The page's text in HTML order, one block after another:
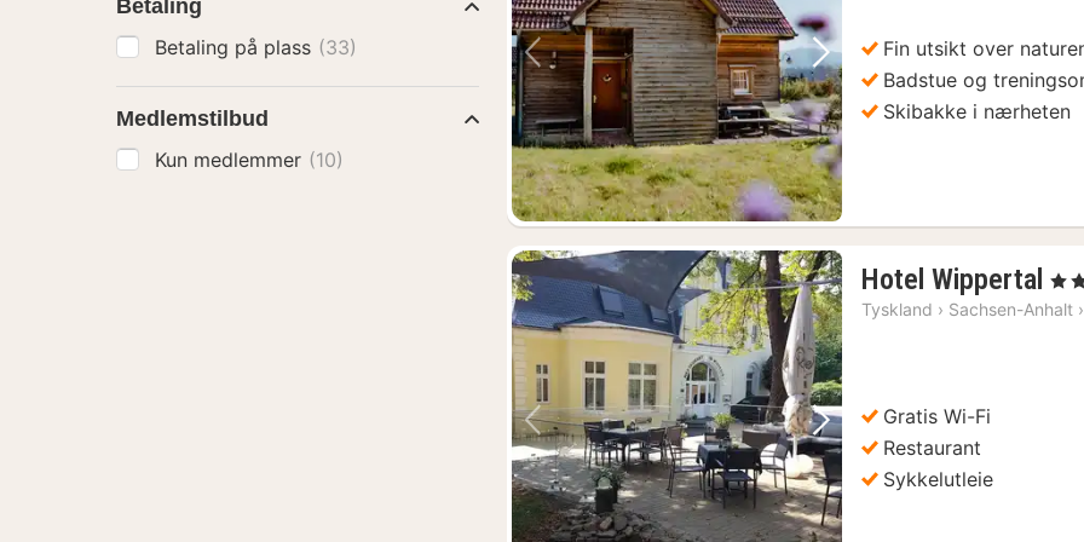
Forrige bilde Neste bilde
Fin utsikt over
Badstue og
Skibakke i nærheten
Forrige bilde Neste bilde
Hotel Wippertal 1
, 3
Tyskland › Sachsen-Anhalt ›
Gratis Wi-Fi
Restaurant
Sykkelutleie
Betaling
Betaling på plass (33)
Medlemstilbud
Kun medlemmer (10)